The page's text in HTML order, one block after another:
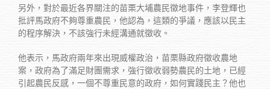
另外，對於最近各界關注的苗栗大埔農民徵地事件，李登輝也
批評馬政府不夠尊重農民，他認為，這類的爭議，應該以民主
的程序解決，不該強行未經溝通就徵收。
他表示，馬政府兩年來出現威權政治，苗栗縣政府徵收農地
案，政府為了滿足財團需求，強行徵收弱勢農民的土地，已經
引起農民反感，一個不尊重民意的政府，如何實踐民主？他也